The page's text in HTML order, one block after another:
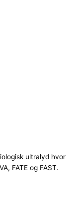
ultralyd hvor
FATE og FAST.